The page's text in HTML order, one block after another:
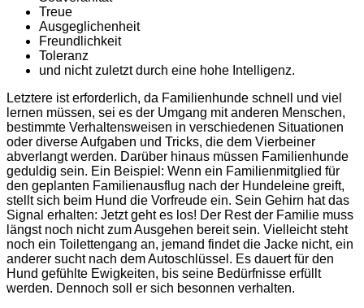
Treue
Ausgeglichenheit
Freundlichkeit
Toleranz
und nicht zuletzt durch eine hohe Intelligenz.
Letztere ist erforderlich, da Familienhunde schnell und viel
lernen müssen, sei es der Umgang mit anderen Menschen,
bestimmte Verhaltensweisen in verschiedenen Situationen
oder diverse Aufgaben und Tricks, die dem Vierbeiner
abverlangt werden. Darüber hinaus müssen Familienhunde
geduldig sein. Ein Beispiel: Wenn ein Familienmitglied für
den geplanten Familienausflug nach der Hundeleine greift,
stellt sich beim Hund die Vorfreude ein. Sein Gehirn hat das
Signal erhalten: Jetzt geht es los! Der Rest der Familie muss
längst noch nicht zum Ausgehen bereit sein. Vielleicht steht
noch ein Toilettengang an, jemand findet die Jacke nicht, ein
anderer sucht nach dem Autoschlüssel. Es dauert für den
Hund gefühlte Ewigkeiten, bis seine Bedürfnisse erfüllt
werden. Dennoch soll er sich besonnen verhalten.